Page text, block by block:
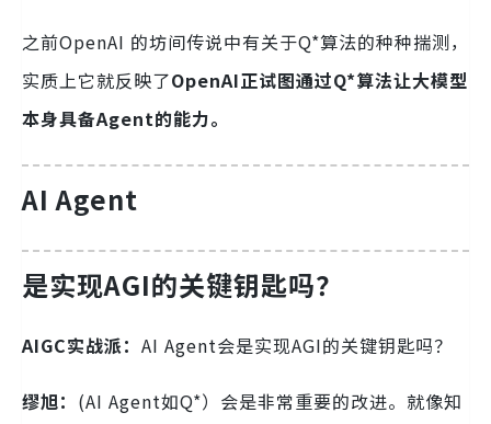
之前OpenAI 的坊间传说中有关于Q*算法的种种揣测，
实质上它就反映了OpenAI正试图通过Q*算法让大模型
本身具备Agent的能力。
AI Agent
是实现AGI的关键钥匙吗？
AIGC实战派： AI Agent会是实现AGI的关键钥匙吗？
缪旭： (AI Agent如Q*）会是非常重要的改进。就像知